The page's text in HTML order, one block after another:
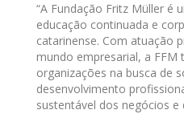
“A Fundação Fritz Müller é
educação continuada e
catarinense. Com atuação
mundo empresarial, a FFM
organizações na busca de
desenvolvimento
sustentável dos negócios e